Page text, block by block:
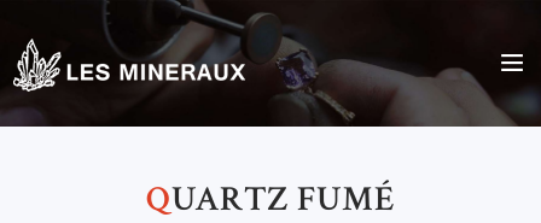
QUARTZ FUMÉ